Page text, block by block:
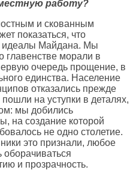
работу?
и скованным
показаться, что
идеалы Майдана. Мы
главенстве морали в
очередь прощение, в
единства. Население
отказались прежде
на уступки в деталях,
мы добились
на создание которой
не одно столетие.
это признали, любое
оборачиваться
и прозрачность.